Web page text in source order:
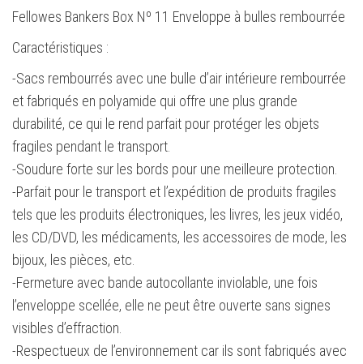
Fellowes Bankers Box Nº 11 Enveloppe à bulles rembourrée
Caractéristiques :
-Sacs rembourrés avec une bulle d’air intérieure rembourrée
et fabriqués en polyamide qui offre une plus grande
durabilité, ce qui le rend parfait pour protéger les objets
fragiles pendant le transport.
-Soudure forte sur les bords pour une meilleure protection.
-Parfait pour le transport et l’expédition de produits fragiles
tels que les produits électroniques, les livres, les jeux vidéo,
les CD/DVD, les médicaments, les accessoires de mode, les
bijoux, les pièces, etc.
-Fermeture avec bande autocollante inviolable, une fois
l’enveloppe scellée, elle ne peut être ouverte sans signes
visibles d’effraction.
-Respectueux de l’environnement car ils sont fabriqués avec